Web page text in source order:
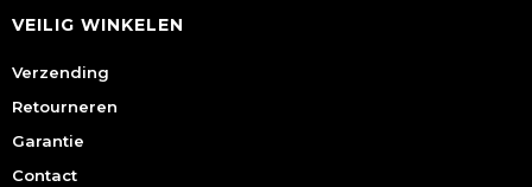
VEILIG WINKELEN
Verzending
Retourneren
Garantie
Contact